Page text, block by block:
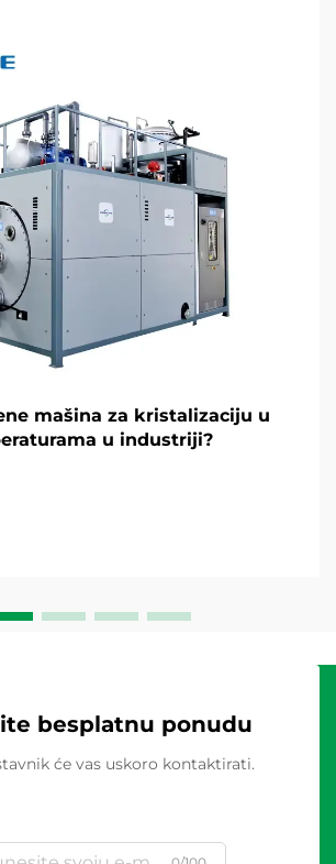
mašina za kristalizaciju u
u industriji?
besplatnu ponudu
će vas uskoro kontaktirati.